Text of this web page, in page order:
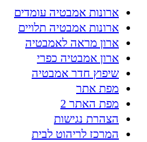
ארונות אמבטיה עומדים
ארונות אמבטיה תלויים
ארון מראה לאמבטיה
ארון אמבטיה כפרי
שיפוץ חדר אמבטיה
מפת אתר
מפת האתר 2
הצהרת נגישות
המרכז לריהוט לבית